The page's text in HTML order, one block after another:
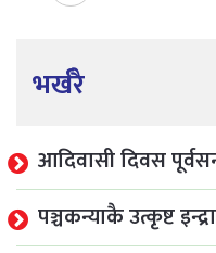
भर्खरै
आदिवासी दिवस
पञ्चकन्याकै उत्कृष्ट